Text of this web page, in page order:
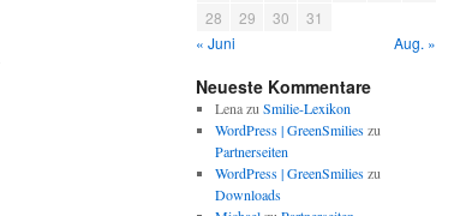
28
29 30
31
« Juni
Aug. »
Neueste Kommentare
Lenazu Smilie-Lexikon
WordPress | GreenSmilieszu
Partnerseiten
WordPress | GreenSmilieszu
Downloads